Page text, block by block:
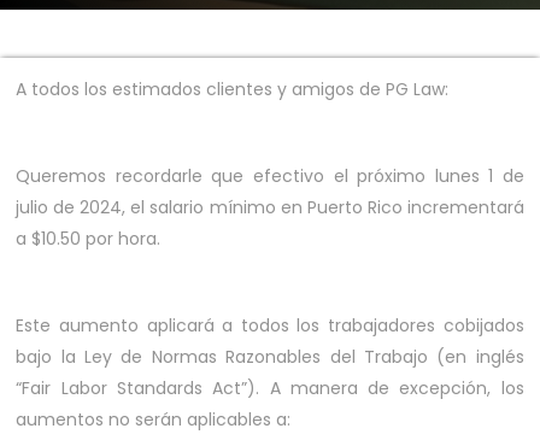
A todos los estimados clientes y amigos de PG Law:
Queremos recordarle que efectivo el próximo lunes 1 de
julio de 2024, el salario mínimo en Puerto Rico incrementará
a $10.50 por hora.
Este aumento aplicará a todos los trabajadores cobijados
bajo la Ley de Normas Razonables del Trabajo (en inglés
“Fair Labor Standards Act”). A manera de excepción, los
aumentos no serán aplicables a: